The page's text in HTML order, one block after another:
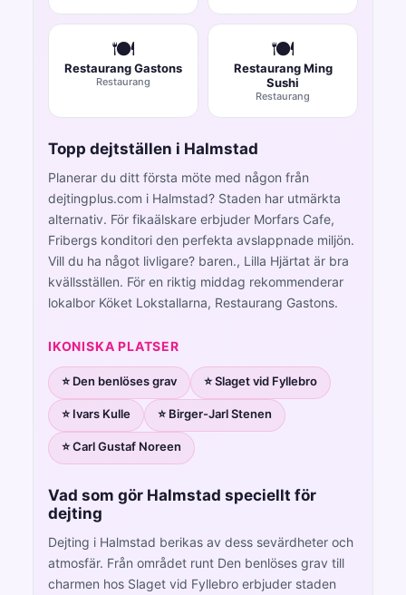
🍽️
Restaurang Gastons
Restaurang
🍽️
Restaurang Ming
Sushi
Restaurang
Topp dejtställen i Halmstad
Planerar du ditt första möte med någon från
dejtingplus.com i Halmstad? Staden har utmärkta
alternativ. För fikaälskare erbjuder Morfars Cafe,
Fribergs konditori den perfekta avslappnade miljön.
Vill du ha något livligare? baren., Lilla Hjärtat är bra
kvällsställen. För en riktig middag rekommenderar
lokalbor Köket Lokstallarna, Restaurang Gastons.
IKONISKA PLATSER
⭐ Den benlöses grav ⭐ Slaget vid Fyllebro
⭐ Ivars Kulle ⭐ Birger-Jarl Stenen
⭐ Carl Gustaf Noreen
Vad som gör Halmstad speciellt för
dejting
Dejting i Halmstad berikas av dess sevärdheter och
atmosfär. Från området runt Den benlöses grav till
charmen hos Slaget vid Fyllebro erbjuder staden